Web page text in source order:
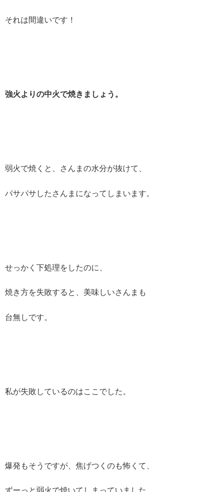
それは間違いです！
強火よりの中火で焼きましょう。
弱火で焼くと、さんまの水分が抜けて、
パサパサしたさんまになってしまいます。
せっかく下処理をしたのに、
焼き方を失敗すると、美味しいさんまも
台無しです。
私が失敗しているのはここでした。
爆発もそうですが、焦げつくのも怖くて、